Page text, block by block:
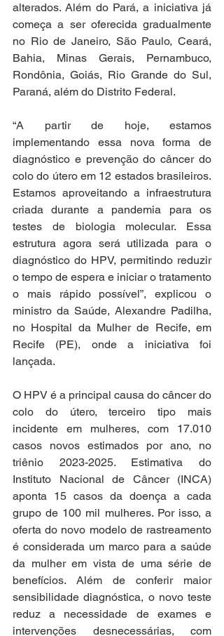
alterados. Além do Pará, a iniciativa já
começa a ser oferecida gradualmente
no Rio de Janeiro, São Paulo, Ceará,
Bahia, Minas Gerais, Pernambuco,
Rondônia, Goiás, Rio Grande do Sul,
Paraná, além do Distrito Federal.
“A partir de hoje, estamos
implementando essa nova forma de
diagnóstico e prevenção do câncer do
colo do útero em 12 estados brasileiros.
Estamos aproveitando a infraestrutura
criada durante a pandemia para os
testes de biologia molecular. Essa
estrutura agora será utilizada para o
diagnóstico do HPV, permitindo reduzir
o tempo de espera e iniciar o tratamento
o mais rápido possível”, explicou o
ministro da Saúde, Alexandre Padilha,
no Hospital da Mulher de Recife, em
Recife (PE), onde a iniciativa foi
lançada.
O HPV é a principal causa do câncer do
colo do útero, terceiro tipo mais
incidente em mulheres, com 17.010
casos novos estimados por ano, no
triênio 2023-2025. Estimativa do
Instituto Nacional de Câncer (INCA)
aponta 15 casos da doença a cada
grupo de 100 mil mulheres. Por isso, a
oferta do novo modelo de rastreamento
é considerada um marco para a saúde
da mulher em vista de uma série de
benefícios. Além de conferir maior
sensibilidade diagnóstica, o novo teste
reduz a necessidade de exames e
intervenções desnecessárias, com